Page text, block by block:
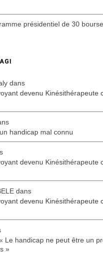
présidentiel de 30
dans
devenu Kinésithérapeute
handicap mal connu
devenu Kinésithérapeute
dans
devenu Kinésithérapeute
Le handicap ne peut être un
»